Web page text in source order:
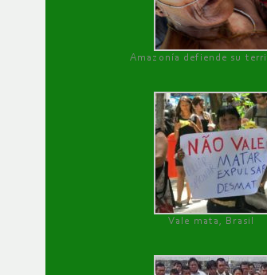
Amazonía defiende su
Vale mata, Brasil